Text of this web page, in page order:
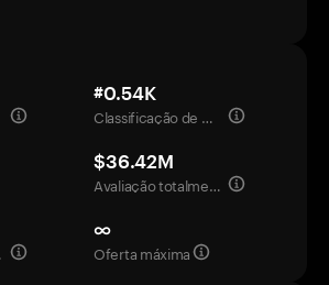
#0.54K
Classificação de mercado
$36.42M
Avaliação totalmente diluída
∞
Oferta máxima